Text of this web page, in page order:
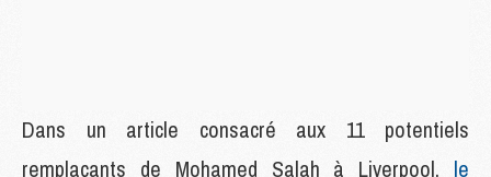
Dans un article consacré aux 11 potentiels
remplaçants de Mohamed Salah à Liverpool, le